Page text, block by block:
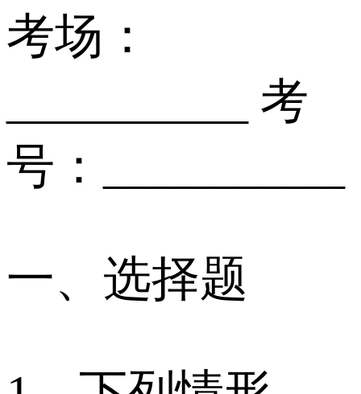
考场：
__________ 考
号：__________
一、选择题